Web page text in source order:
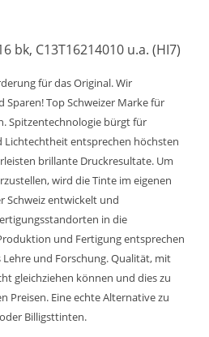
bk, C13T16214010 u.a. (HI7)
für das Original. Wir
Sparen! Top Schweizer Marke für
Spitzentechnologie bürgt für
Lichtechtheit entsprechen höchsten
brillante Druckresultate. Um
wird die Tinte im eigenen
Schweiz entwickelt und
in die
und Fertigung entsprechen
und Forschung. Qualität, mit
gleichziehen können und dies zu
Preisen. Eine echte Alternative zu
Billigsttinten.